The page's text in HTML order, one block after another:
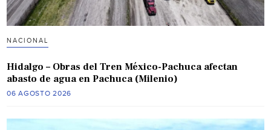
NACIONAL
Hidalgo – Obras del Tren México-Pachuca afectan
abasto de agua en Pachuca (Milenio)
06 AGOSTO 2026